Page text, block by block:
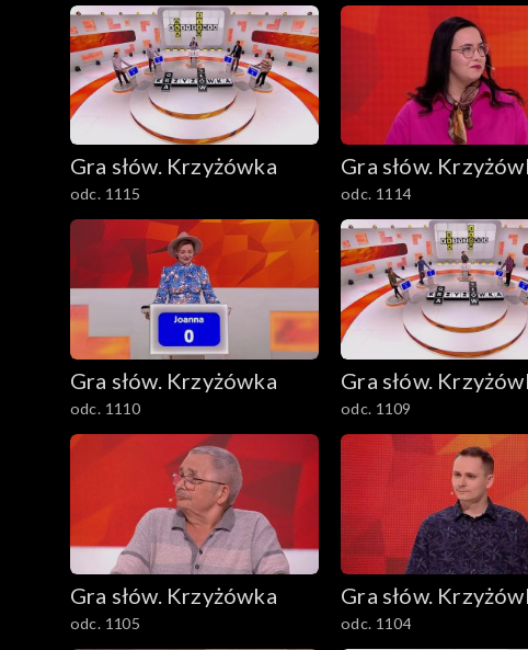
Gra słów. Krzyżówka
odc. 1115
Gra słów.
odc. 1114
Gra słów. Krzyżówka
odc. 1110
Gra słów.
odc. 1109
Gra słów. Krzyżówka
odc. 1105
Gra słów.
odc. 1104